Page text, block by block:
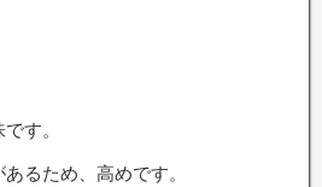
す。
るため、高めです。